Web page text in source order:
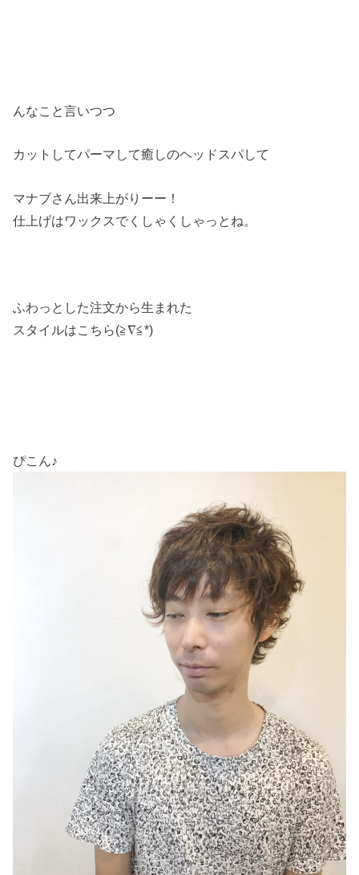
んなこと言いつつ
カットしてパーマして癒しのヘッドスパして
マナブさん出来上がりーー！
仕上げはワックスでくしゃくしゃっとね。
ふわっとした注文から生まれた
スタイルはこちら(≧∇≦*)
ぴこん♪